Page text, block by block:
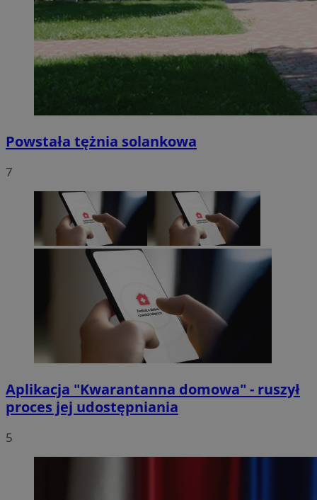
Powstała tężnia solankowa
7
Aplikacja "Kwarantanna domowa" - ruszył
proces jej udostępniania
5